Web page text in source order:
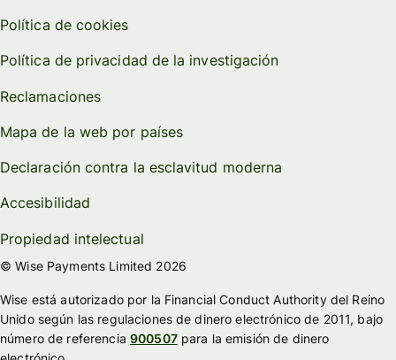
Política de cookies
Política de privacidad de la investigación
Reclamaciones
Mapa de la web por países
Declaración contra la esclavitud moderna
Accesibilidad
Propiedad intelectual
© Wise Payments Limited 2026
Wise está autorizado por la Financial Conduct Authority del Reino
Unido según las regulaciones de dinero electrónico de 2011, bajo
número de referencia 900507para la emisión de dinero